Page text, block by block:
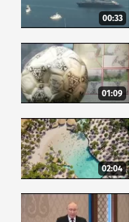
00:33
01:09
02:04